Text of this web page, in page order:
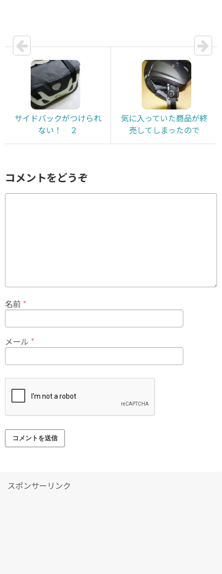
サイドバックがつけられ
ない！ ２
気に入っていた商品が終
売してしまったので
コメントをどうぞ
名前 *
メール *
スポンサーリンク